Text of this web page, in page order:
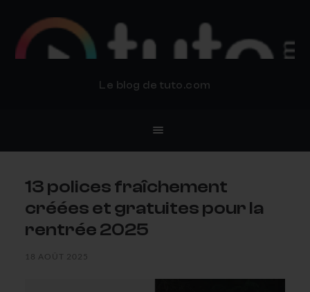
Le blog de tuto.com
13 polices fraîchement
créées et gratuites pour la
rentrée 2025
18 AOÛT 2025